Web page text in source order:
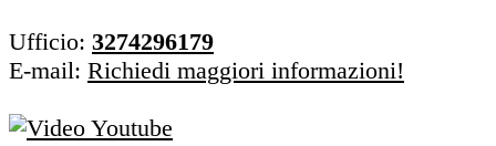
Ufficio: 3274296179
E-mail: Richiedi maggiori informazioni!